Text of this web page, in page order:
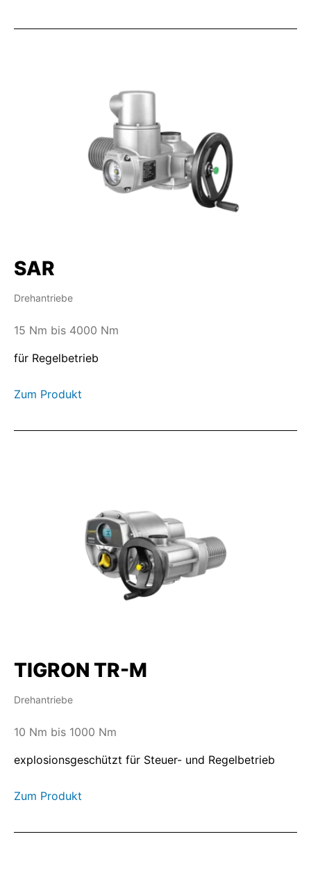
SAR
Drehantriebe
15 Nm bis 4000 Nm
für Regelbetrieb
Zum Produkt
TIGRON TR-M
Drehantriebe
10 Nm bis 1000 Nm
explosionsgeschützt für Steuer- und Regelbetrieb
Zum Produkt